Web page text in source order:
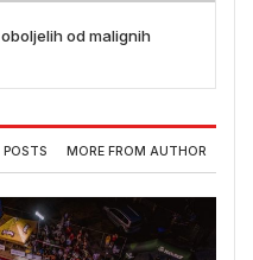
od malignih
POSTS MORE FROM AUTHOR